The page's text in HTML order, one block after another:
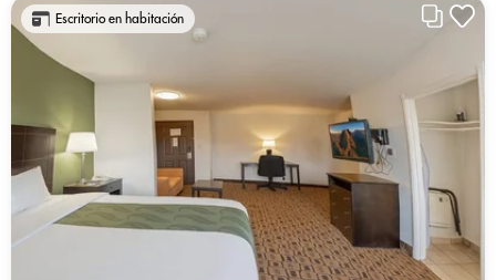
Escritorio en habitación